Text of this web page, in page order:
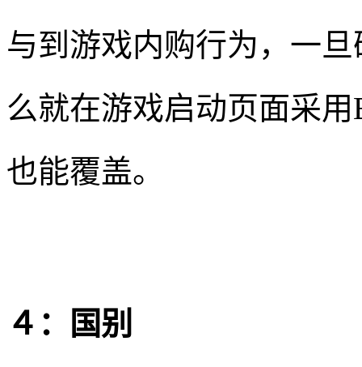
与到游戏内购行为，一
么就在游戏启动页面采
也能覆盖。
４：国别